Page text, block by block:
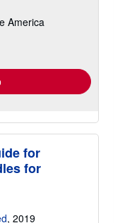
America
for
for
, 2019